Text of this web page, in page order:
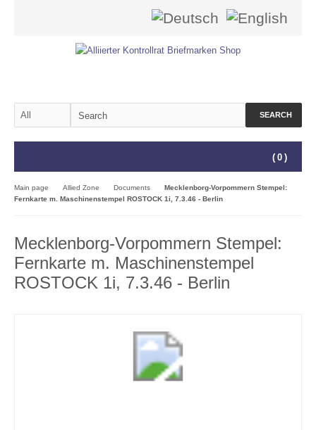
SEARCH
( 0 )
Main page Allied Zone Documents
Mecklenborg-Vorpommern Stempel:
Fernkarte m. Maschinenstempel ROSTOCK 1i, 7.3.46 - Berlin
Mecklenborg-Vorpommern Stempel:
Fernkarte m. Maschinenstempel
ROSTOCK 1i, 7.3.46 - Berlin